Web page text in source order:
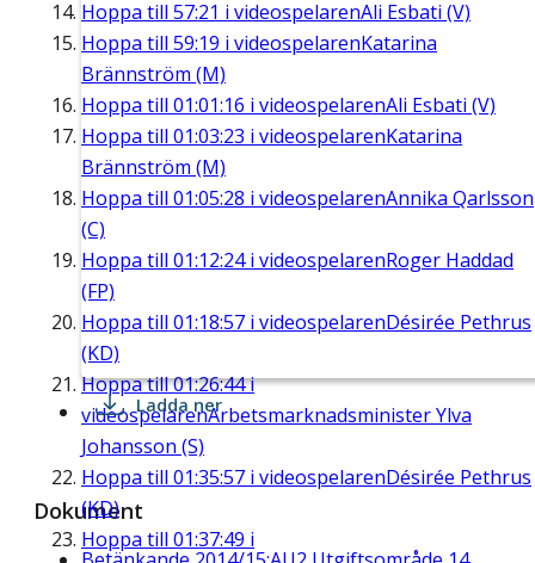
Hoppa till 57:21 i videospelarenAli Esbati (V)
Hoppa till 59:19 i videospelarenKatarina
Brännström (M)
Hoppa till 01:01:16 i videospelarenAli Esbati (V)
Hoppa till 01:03:23 i videospelarenKatarina
Brännström (M)
Hoppa till 01:05:28 i videospelarenAnnika Qarlsson
(C)
Hoppa till 01:12:24i videospelarenRoger Haddad
(FP)
Hoppa till 01:18:57 i videospelarenDésirée Pethrus
(KD)
Hoppa till01:26:44i
videospelarenArbetsmarknadsminister Ylva
Johansson (S)
Hoppa till 01:35:57 i videospelarenDésirée Pethrus
(KD)
Hoppa till 01:37:49 i
Ladda ner
Dokument